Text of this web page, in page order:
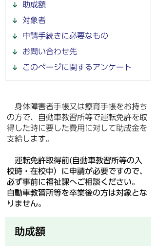
助成額
対象者
申請手続きに必要なもの
お問い合わせ先
このページに関するアンケート
身体障害者手帳又は療育手帳をお持ち
の方で、自動車教習所等で運転免許を取
得した時に要した費用に対して助成金を
支給します。
運転免許取得前(自動車教習所等の入
校時・在校中）
に申請が必要ですので、
必ず事前に福祉課へご相談ください。
自動車教習所等を卒業後の方は対象とな
りません。
助成額